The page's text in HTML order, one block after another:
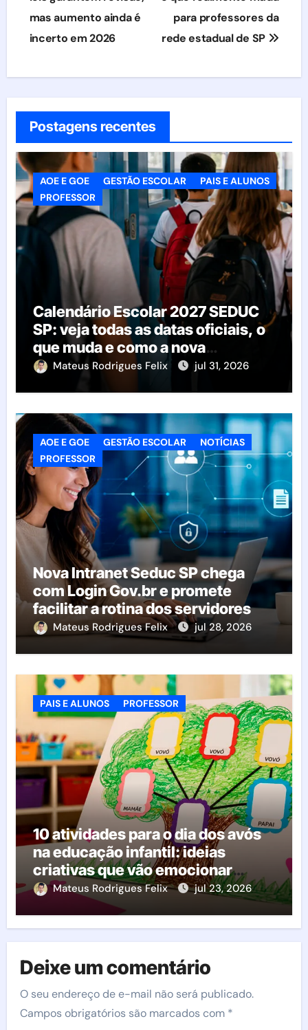
mas aumento ainda é
incerto em 2026
para professores da
rede estadual de SP
Postagens recentes
AOE E GOE GESTÃO ESCOLAR
PAIS E ALUNOS
PROFESSOR
Calendário Escolar 2027 SEDUC
SP: veja todas as datas oficiais, o
que muda e como a nova
resolução afeta as escolas
Mateus Rodrigues Felix jul 31, 2026
AOE E GOE GESTÃO ESCOLAR
NOTÍCIAS
PROFESSOR
Nova Intranet Seduc SP chega
com Login Gov.br e promete
facilitar a rotina dos servidores
Mateus Rodrigues Felix jul 28, 2026
PAIS E ALUNOS PROFESSOR
10 atividades para o dia dos avós
na educação infantil: ideias
criativas que vão emocionar
famílias e crianças
Mateus Rodrigues Felix jul 23, 2026
Deixe um comentário
O seu endereço de e-mail não será publicado.
Campos obrigatórios são marcados com *